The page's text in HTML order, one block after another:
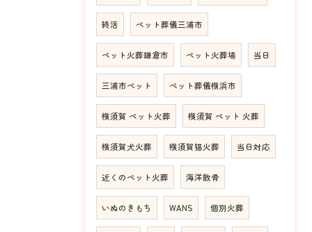
終活 ペット葬儀三浦市
ペット火葬鎌倉市 ペット火葬場 当日
三浦市ペット ペット葬儀横浜市
横須賀 ペット火葬 横須賀 ペット 火葬
横須賀犬火葬 横須賀猫火葬 当日対応
近くのペット火葬 海洋散骨
いぬのきもち WANS 個別火葬